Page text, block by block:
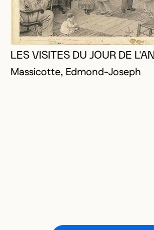
LES VISITES DU JOUR DE L'AN
Massicotte, Edmond-Joseph